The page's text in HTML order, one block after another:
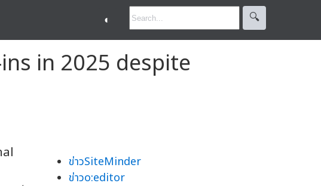
◐ 🔍︎
in 2025 despite
ข่าวSiteMinder
ข่าวo:editor